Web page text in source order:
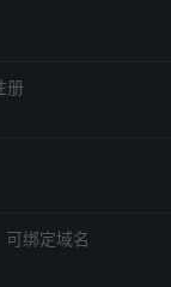
册
绑定域名